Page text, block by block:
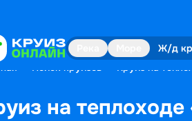
Ж/д
Поиск круизов Круиз на
на